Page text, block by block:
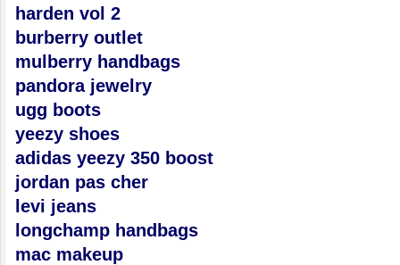
harden vol 2
burberry outlet
mulberry handbags
pandora jewelry
ugg boots
yeezy shoes
adidas yeezy 350 boost
jordan pas cher
levi jeans
longchamp handbags
mac makeup